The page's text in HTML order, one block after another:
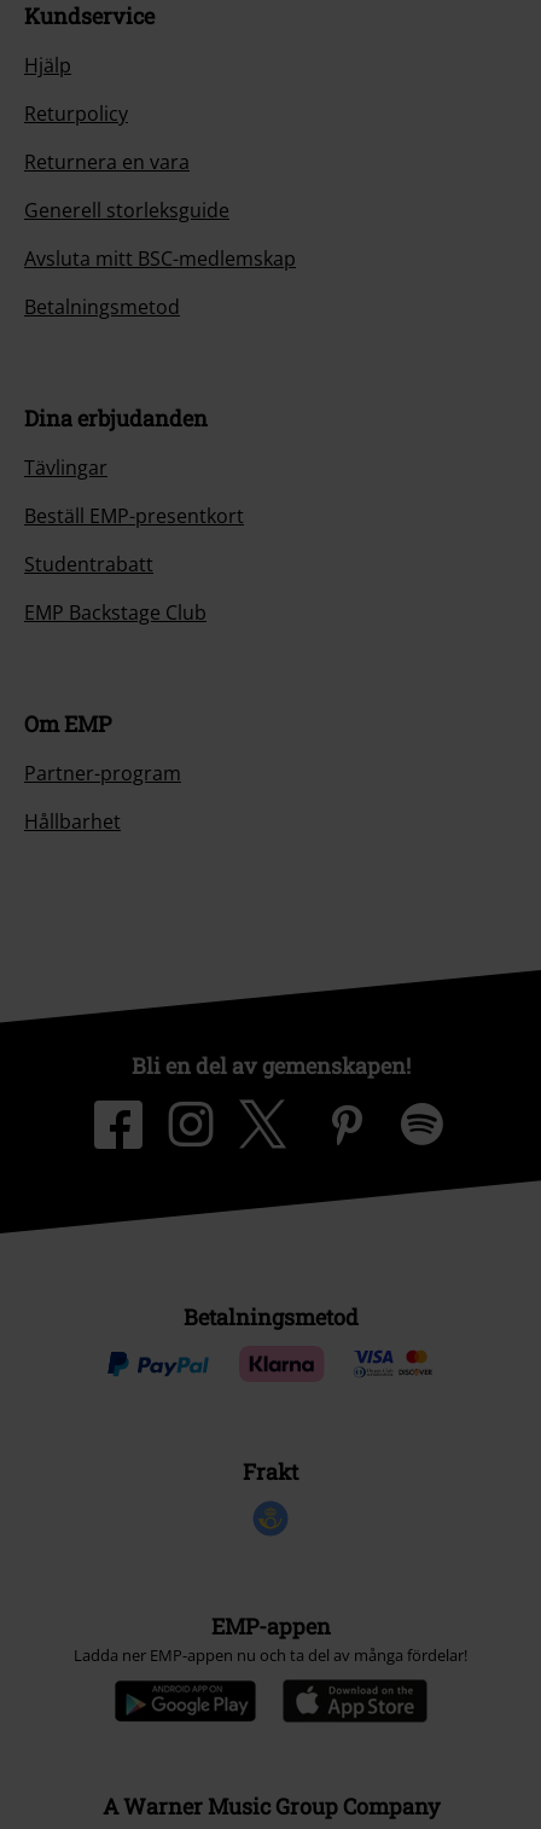
Kundservice
Hjälp
Returpolicy
Returnera en vara
Generell storleksguide
Avsluta mitt BSC-medlemskap
Betalningsmetod
Dina erbjudanden
Tävlingar
Beställ EMP-presentkort
Studentrabatt
EMP Backstage Club
Om EMP
Partner-program
Hållbarhet
Bli en del av gemenskapen!
Betalningsmetod
Frakt
EMP-appen
Ladda ner EMP-appen nu och ta del av många fördelar!
A Warner Music Group Company